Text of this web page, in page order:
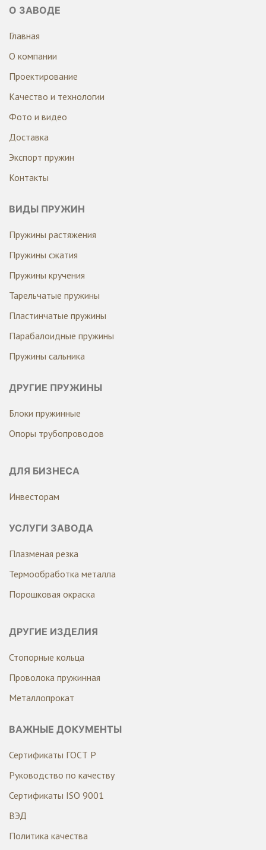
О ЗАВОДЕ
Главная
О компании
Проектирование
Качество и технологии
Фото и видео
Доставка
Экспорт пружин
Контакты
ВИДЫ ПРУЖИН
Пружины растяжения
Пружины сжатия
Пружины кручения
Тарельчатые пружины
Пластинчатые пружины
Парабалоидные пружины
Пружины сальника
ДРУГИЕ ПРУЖИНЫ
Блоки пружинные
Опоры трубопроводов
ДЛЯ БИЗНЕСА
Инвесторам
УСЛУГИ ЗАВОДА
Плазменая резка
Термообработка металла
Порошковая окраска
ДРУГИЕ ИЗДЕЛИЯ
Стопорные кольца
Проволока пружинная
Металлопрокат
ВАЖНЫЕ ДОКУМЕНТЫ
Сертификаты ГОСТ Р
Руководство по качеству
Сертификаты ISO 9001
ВЭД
Политика качества